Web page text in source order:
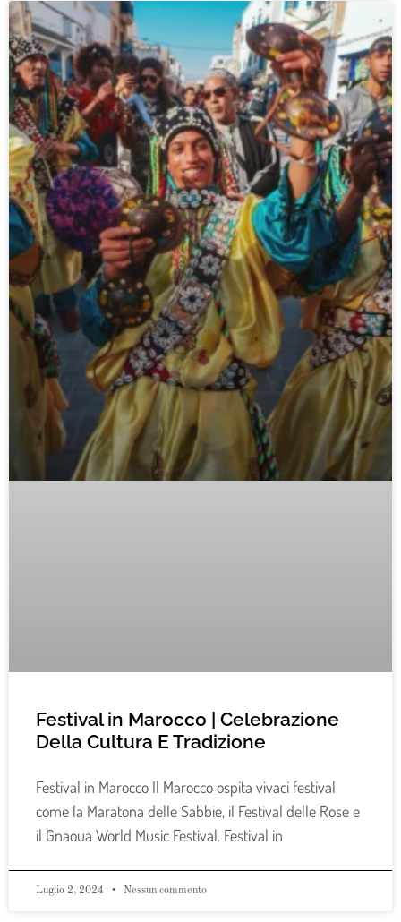
Festival in Marocco | Celebrazione
Della Cultura E Tradizione
Festival in Marocco Il Marocco ospita vivaci festival
come la Maratona delle Sabbie, il Festival delle Rose e
il Gnaoua World Music Festival. Festival in
Luglio 2, 2024 Nessun commento